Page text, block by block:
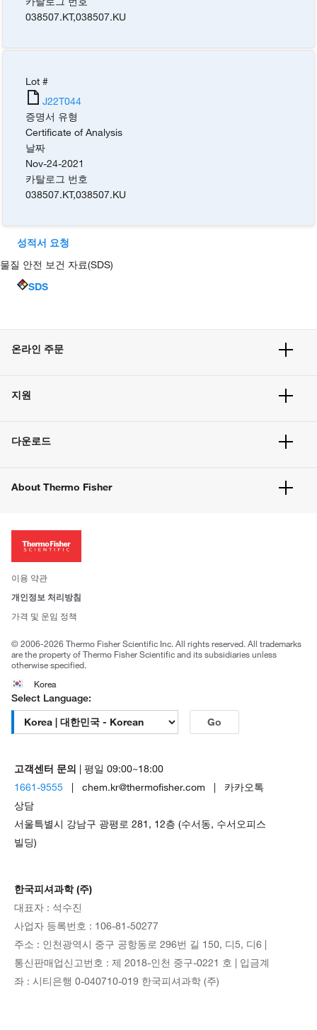
038507.KT,038507.KU
Lot #
J22T044
증명서 유형
Certificate of Analysis
날짜
Nov-24-2021
카탈로그 번호
038507.KT,038507.KU
성적서 요청
물질 안전 보건 자료(SDS)
SDS
온라인 주문
주문 방법
벌크 주문
지원
고객 센터
웹사이트 개선사항
다운로드
About Thermo Fisher
투자자
사회적 책임
브랜드
이용 약관
개인정보 처리방침
가격 및 운임 정책
© 2006-2026 Thermo Fisher Scientific Inc. All rights reserved. All trademarks
are the property of Thermo Fisher Scientific and its subsidiaries unless
otherwise specified.
Korea
Select Language:
Go
고객센터 문의 | 평일 09:00~18:00
1661-9555 | chem.kr@thermofisher.com | 카카오톡
상담
서울특별시 강남구 광평로 281, 12층 (수서동, 수서오피스
빌딩)
한국피셔과학 (주)
대표자 : 석수진
사업자 등록번호 : 106-81-50277
주소 : 인천광역시 중구 공항동로 296번 길 150, 디5, 디6 |
통신판매업신고번호 : 제 2018-인천 중구-0221 호 | 입금계
좌 : 시티은행 0-040710-019 한국피셔과학 (주)